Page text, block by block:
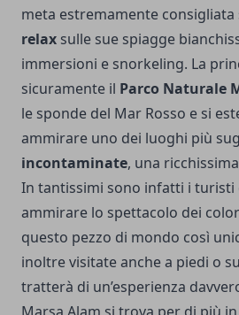
meta estremamente consigliata
relax sulle sue spiagge
immersioni e snorkeling. La
sicuramente il Parco Naturale
le sponde del Mar Rosso e si
ammirare uno dei luoghi più
incontaminate, una
In tantissimi sono infatti i turisti
ammirare lo spettacolo dei
questo pezzo di mondo così
inoltre visitate anche a piedi o
tratterà di un’esperienza